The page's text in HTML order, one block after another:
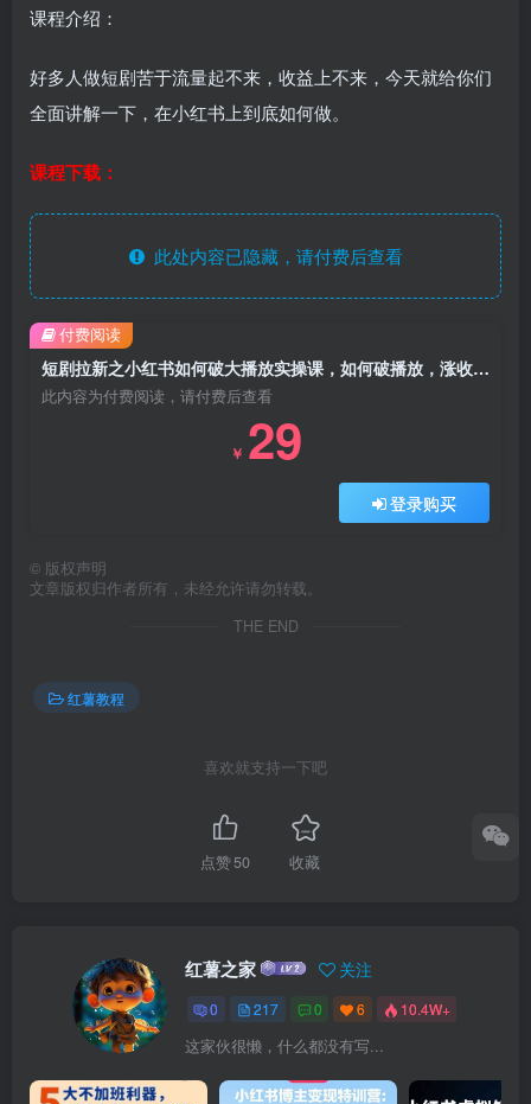
课程介绍：
好多人做短剧苦于流量起不来，收益上不来，今天就给你们
全面讲解一下，在小红书上到底如何做。
课程下载：
此处内容已隐藏，请付费后查看
短剧拉新之小红书如何破大播放实操课，如何破播放，涨收益，全程干货
此内容为付费阅读，请付费后查看
￥ 29
登录购买
付费阅读
© 版权声明
文章版权归作者所有，未经允许请勿转载。
THE END
红薯教程
喜欢就支持一下吧
点赞50 收藏
红薯之家 关注
0 217 0 6 10.4W+
这家伙很懒，什么都没有写...